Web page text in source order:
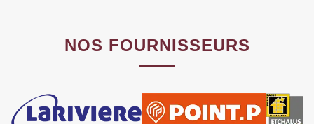
NOS FOURNISSEURS